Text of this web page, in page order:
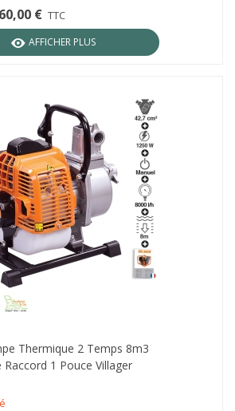
€ TTC
AFFICHER PLUS
Thermique 2 Temps 8m3
Raccord 1 Pouce Villager